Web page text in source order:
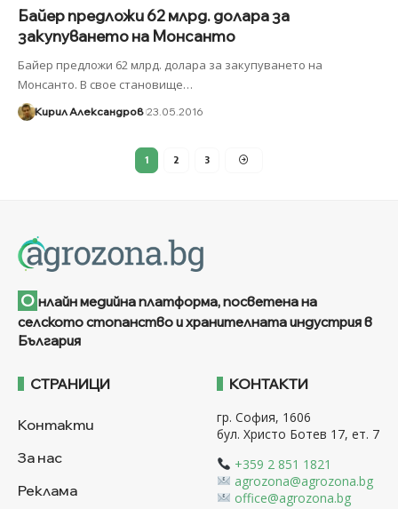
Байер предложи 62 млрд. долара за
закупуването на Монсанто
Байер предложи 62 млрд. долара за закупуването на
Монсанто. В свое становище…
Кирил Александров 23.05.2016
1 2 3
О нлайн медийна платформа, посветена на
селското стопанство и хранителната индустрия в
България
СТРАНИЦИ
Контакти
За нас
Реклама
КОНТАКТИ
гр. София, 1606
бул. Христо Ботев 17, ет. 7
+359 2 851 1821
agrozona@agrozona.bg
office@agrozona.bg